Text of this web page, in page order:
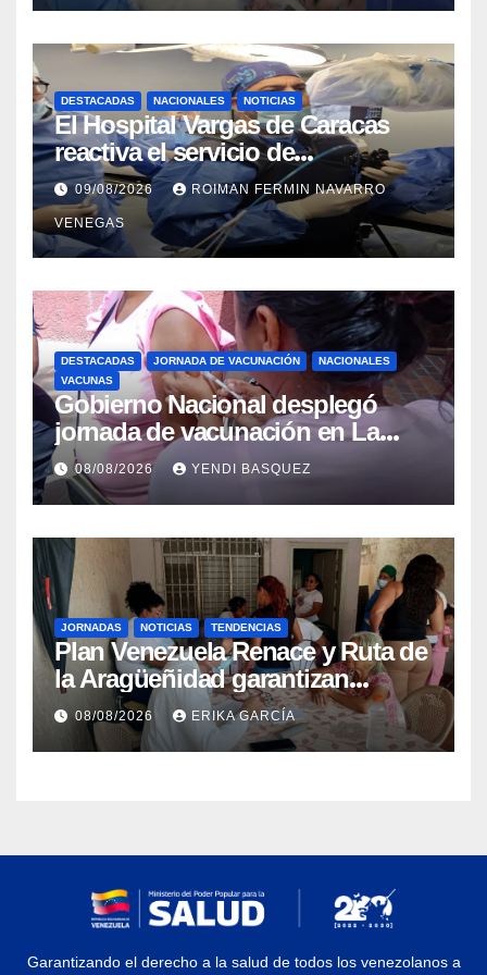
DESTACADAS NACIONALES NOTICIAS
El Hospital Vargas de Caracas
reactiva el servicio de
Colangiopancreatografía
Retrógrada Endoscópica para
beneficiar a cientos de pacientes
09/08/2026 ROIMAN FERMIN NAVARRO
VENEGAS
DESTACADAS JORNADA DE VACUNACIÓN
NACIONALES
VACUNAS
Gobierno Nacional desplegó
jornada de vacunación en La
Guaira para garantizar protección
epidemiológica
08/08/2026 YENDI BASQUEZ
JORNADAS NOTICIAS TENDENCIAS
Plan Venezuela Renace y Ruta de
la Aragüeñidad garantizan
atención médica integral en
Aragua
08/08/2026 ERIKA GARCÍA
Garantizando el derecho a la salud de todos los venezolanos a